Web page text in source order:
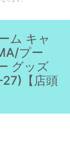
ム キャ
プー
グッズ
【店頭